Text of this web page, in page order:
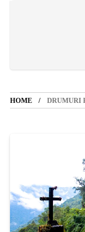
HOME DRUMURI